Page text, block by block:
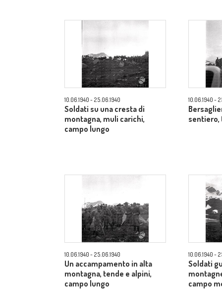
10.06.1940 - 25.06.1940
Soldati su una cresta di
montagna, muli carichi,
campo lungo
10.06.1940 -
sentiero,
10.06.1940 - 25.06.1940
Un accampamento in alta
montagna, tende e alpini,
campo lungo
10.06.1940 -
Soldati
campo